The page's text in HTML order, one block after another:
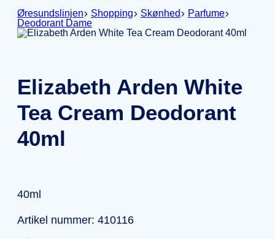
Øresundslinjen
Shopping Skønhed
Parfume
Deodorant Dame
Elizabeth Arden White
Tea Cream Deodorant
40ml
40ml
Artikel nummer: 410116